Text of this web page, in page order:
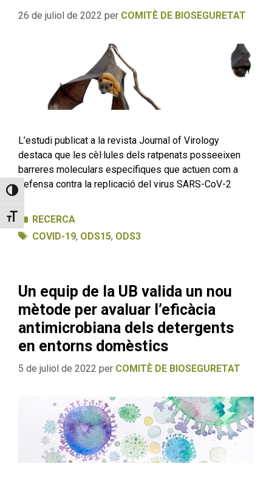
Toggle High Contrast
Toggle Font size
26 de juliol de 2022 per COMITÈ DE BIOSEGURETAT
L’estudi publicat a la revista Journal of Virology
destaca que les cèl·lules dels ratpenats posseeixen
barreres moleculars específiques que actuen com a
defensa contra la replicació del virus SARS-CoV-2
Categories
RECERCA
Etiquetes
COVID-19, ODS15, ODS3
Un equip de la UB valida un nou
mètode per avaluar l’eficàcia
antimicrobiana dels detergents
en entorns domèstics
5 de juliol de 2022 per COMITÈ DE BIOSEGURETAT